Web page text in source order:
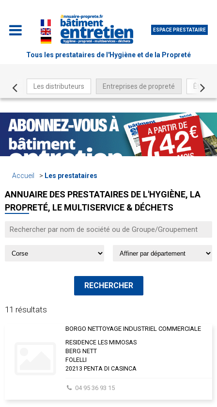
ESPACE PRESTATAIRE
Tous les prestataires de l'Hygiène et de la Propreté
Les distributeurs Entreprises de propreté Être
Accueil Les prestataires
ANNUAIRE DES PRESTATAIRES DE L'HYGIÈNE, LA
PROPRETÉ, LE MULTISERVICE & DÉCHETS
11 résultats
BORGO NETTOYAGE INDUSTRIEL COMMERCIALE
RESIDENCE LES MIMOSAS
BERG NETT
FOLELLI
20213 PENTA DI CASINCA
04 95 36 93 15